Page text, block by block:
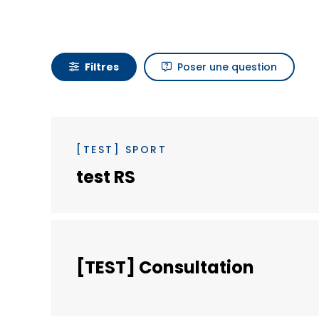
Filtres Poser une question
[TEST] SPORT
test RS
[TEST] Consultation